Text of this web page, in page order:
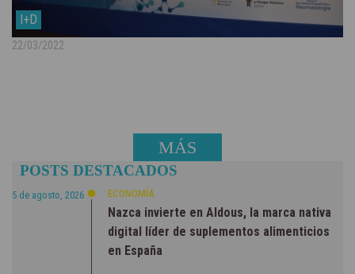
I+D
22/03/2022
MÁS
NOTICIAS
POSTS DESTACADOS
5 de agosto, 2026 ECONOMÍA
Nazca invierte en Aldous, la marca nativa
digital líder de suplementos alimenticios
en España